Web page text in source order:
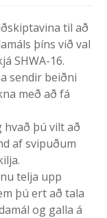
til að
þíns við val
SHWA-16.
sendir beiðni
með að fá
hvað þú vilt að
af svipuðum
telja upp
þú ert að tala
og galla á